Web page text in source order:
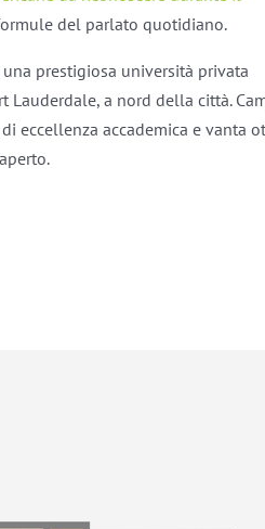
del parlato quotidiano.
una prestigiosa università privata
Lauderdale, a nord della città.
eccellenza accademica e vanta